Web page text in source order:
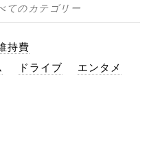
てのカテゴリー
持費
ドライブ
エンタメ